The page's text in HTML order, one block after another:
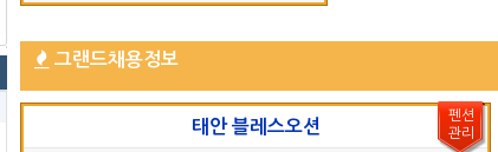
그랜드채용정보
태안 블레스오션
펜션
관리